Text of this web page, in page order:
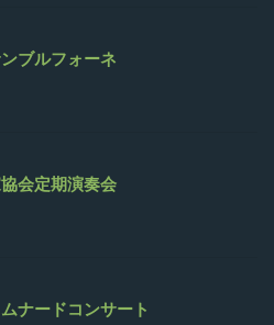
ブルフォーネ
会定期演奏会
ナードコンサート